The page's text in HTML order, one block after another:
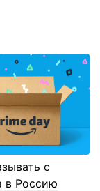
с
в Россию